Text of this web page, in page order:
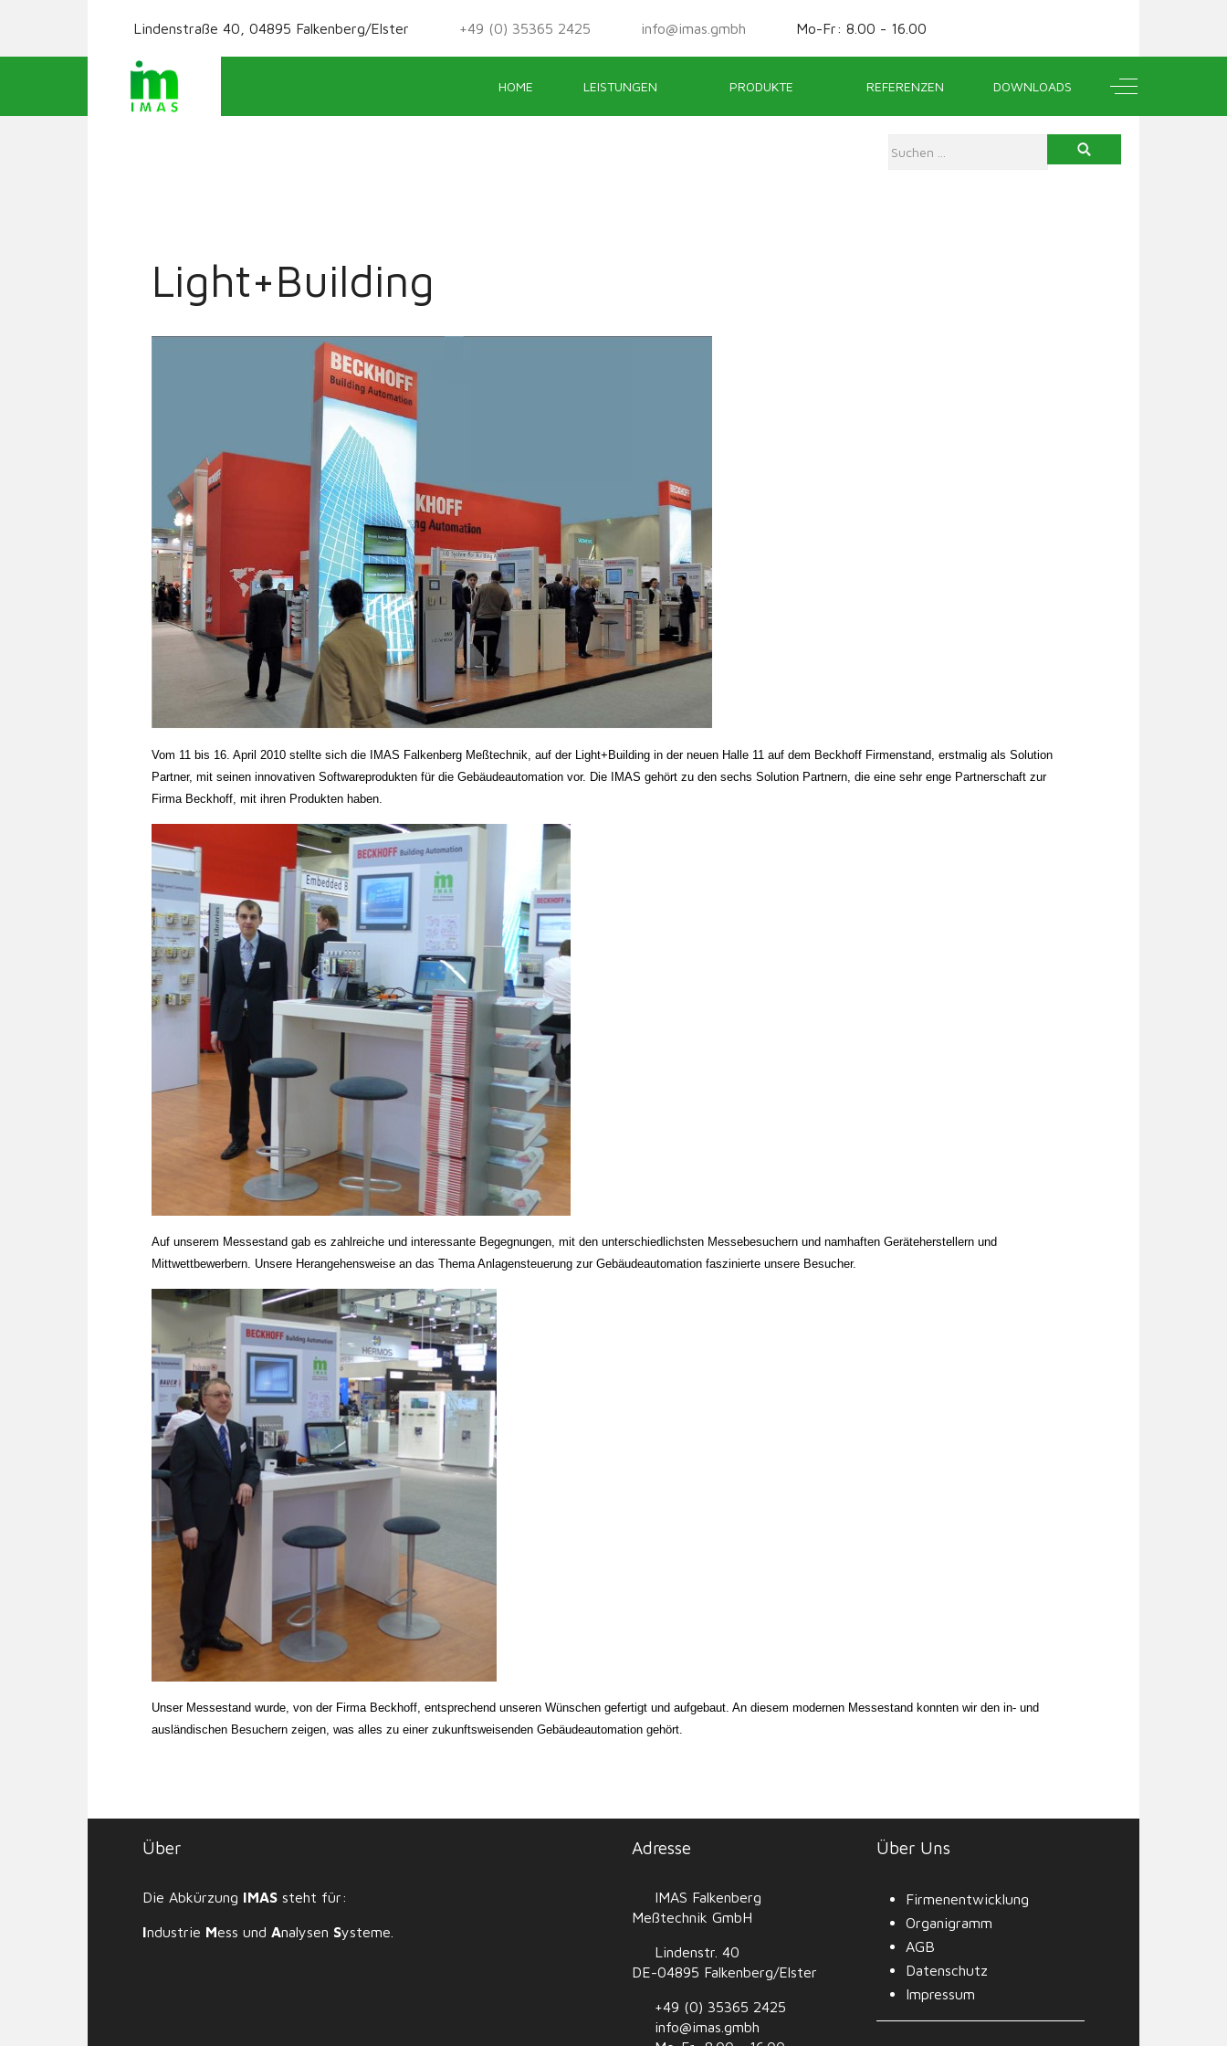
Lindenstraße 40, 04895 Falkenberg/Elster +49 (0) 35365 2425 info@imas.gmbh Mo-Fr: 8.00 - 16.00
HOME LEISTUNGEN PRODUKTE REFERENZEN DOWNLOADS Off-Canvas
Light+Building
Vom 11 bis 16. April 2010 stellte sich die IMAS Falkenberg Meßtechnik, auf der Light+Building in der neuen Halle 11 auf dem Beckhoff Firmenstand, erstmalig als Solution
Partner, mit seinen innovativen Softwareprodukten für die Gebäudeautomation vor. Die IMAS gehört zu den sechs Solution Partnern, die eine sehr enge Partnerschaft zur
Firma Beckhoff, mit ihren Produkten haben.
Auf unserem Messestand gab es zahlreiche und interessante Begegnungen, mit den unterschiedlichsten Messebesuchern und namhaften Geräteherstellern und
Mittwettbewerbern. Unsere Herangehensweise an das Thema Anlagensteuerung zur Gebäudeautomation faszinierte unsere Besucher.
Unser Messestand wurde, von der Firma Beckhoff, entsprechend unseren Wünschen gefertigt und aufgebaut. An diesem modernen Messestand konnten wir den in- und
ausländischen Besuchern zeigen, was alles zu einer zukunftsweisenden Gebäudeautomation gehört.
Über
Die Abkürzung IMAS steht für:
Industrie Mess und Analysen Systeme.
Adresse
IMAS Falkenberg
Meßtechnik GmbH
Lindenstr. 40
DE-04895 Falkenberg/Elster
+49 (0) 35365 2425
info@imas.gmbh
Über Uns
Firmenentwicklung
Organigramm
AGB
Datenschutz
Impressum